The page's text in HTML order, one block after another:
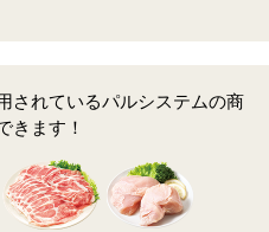
されているパルシステムの商
きます！